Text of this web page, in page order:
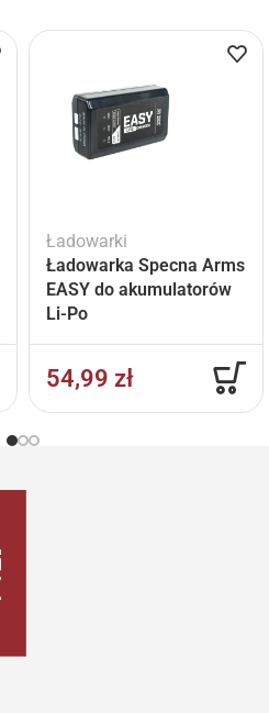
Ładowarki
Ładowarka Specna Arms
EASY do akumulatorów
Li-Po
54,99 zł